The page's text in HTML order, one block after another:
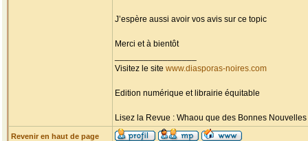
J’espère aussi avoir vos avis sur ce topic
Merci et à bientôt
Visitez le site www.diasporas-noires.com
Edition numérique et librairie équitable
Lisez la Revue : Whaou que des Bonnes
Revenir en haut de page